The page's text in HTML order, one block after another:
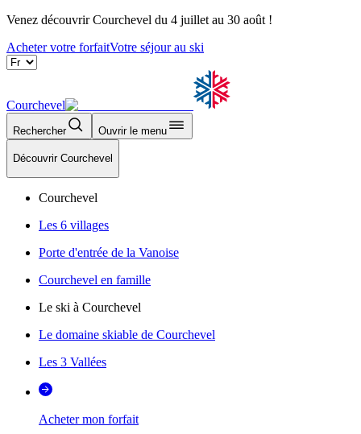
Venez découvrir Courchevel du 4 juillet au 30 août !
Acheter votre forfaitVotre séjour au ski
Courchevel
Rechercher Ouvrir le menu
Découvrir Courchevel
Courchevel
Les 6 villages
Porte d'entrée de la Vanoise
Courchevel en famille
Le ski à Courchevel
Le domaine skiable de Courchevel
Les 3 Vallées
Acheter mon forfait